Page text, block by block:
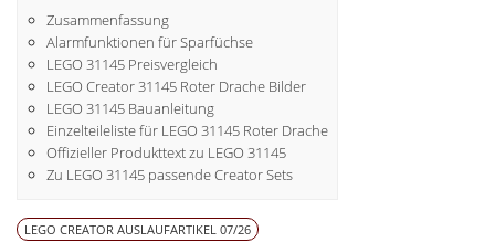
Zusammenfassung
Alarmfunktionen für Sparfüchse
LEGO 31145 Preisvergleich
LEGO Creator 31145 Roter Drache Bilder
LEGO 31145 Bauanleitung
Einzelteileliste für LEGO 31145 Roter Drache
Offizieller Produkttext zu LEGO 31145
Zu LEGO 31145 passende Creator Sets
LEGO CREATOR AUSLAUFARTIKEL 07/26